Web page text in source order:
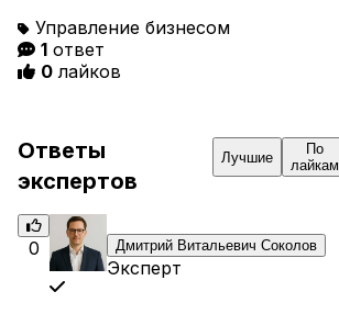
Управление бизнесом
1 ответ
0 лайков
Ответы
экспертов
Лучшие
По
лайкам
0 Дмитрий Витальевич Соколов
Эксперт